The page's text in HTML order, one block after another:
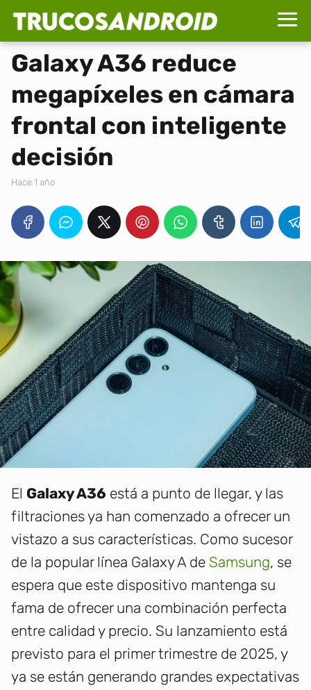
Galaxy A36 reduce
megapíxeles en cámara
frontal con inteligente
decisión
hace 1 año
El Galaxy A36 está a punto de llegar, y las
filtraciones ya han comenzado a ofrecer un
vistazo a sus características. Como sucesor
de la popular línea Galaxy A de Samsung, se
espera que este dispositivo mantenga su
fama de ofrecer una combinación perfecta
entre calidad y precio. Su lanzamiento está
previsto para el primer trimestre de 2025, y
ya se están generando grandes expectativas